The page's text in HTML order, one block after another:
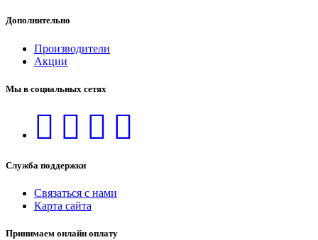
Дополнительно
Производители
Акции
Мы в социальных сетях
Служба поддержки
Связаться с нами
Карта сайта
Принимаем онлайн оплату